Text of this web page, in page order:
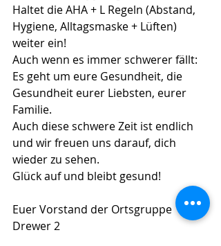
Haltet die AHA + L Regeln (Abstand,
Hygiene, Alltagsmaske + Lüften)
weiter ein!
Auch wenn es immer schwerer fällt:
Es geht um eure Gesundheit, die
Gesundheit eurer Liebsten, eurer
Familie.
Auch diese schwere Zeit ist endlich
und wir freuen uns darauf, dich
wieder zu sehen.
Glück auf und bleibt gesund!
Euer Vorstand der Ortsgruppe
Drewer 2